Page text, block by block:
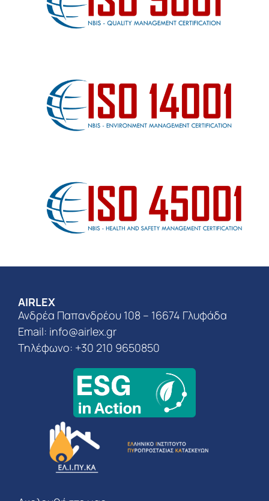
AIRLEX
Ανδρέα Παπανδρέου 108 – 16674 Γλυφάδα
Email: info@airlex.gr
Τηλέφωνο: +30 210 9650850